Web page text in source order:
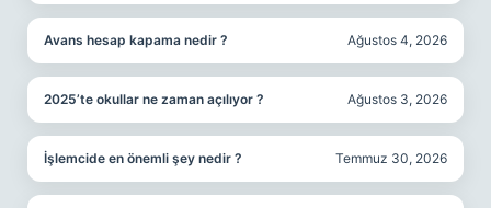
Avans hesap kapama nedir ? Ağustos 4, 2026
2025’te okullar ne zaman açılıyor ? Ağustos 3, 2026
İşlemcide en önemli şey nedir ? Temmuz 30, 2026